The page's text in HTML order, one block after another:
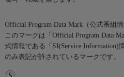
Official Program Data Mark（公式番組情
このマークは「Official Program Data
式情報である「SI(Service Information)
のみ表記が許されているマークです。